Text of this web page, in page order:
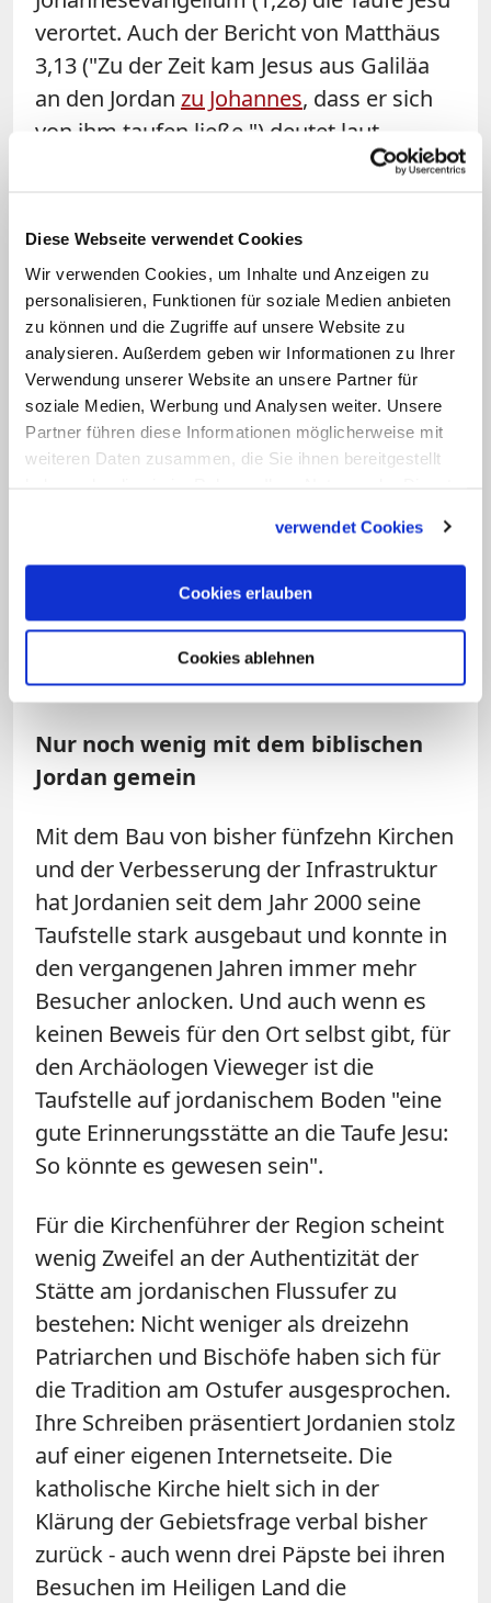
Diese Webseite verwendet Cookies
Wir verwenden Cookies, um Inhalte und Anzeigen zu
personalisieren, Funktionen für soziale Medien anbieten
zu können und die Zugriffe auf unsere Website zu
analysieren. Außerdem geben wir Informationen zu Ihrer
Verwendung unserer Website an unsere Partner für
soziale Medien, Werbung und Analysen weiter. Unsere
Partner führen diese Informationen möglicherweise mit
weiteren Daten zusammen, die Sie ihnen bereitgestellt
verwendet Cookies
Cookies erlauben
Cookies ablehnen
verortet. Auch der Bericht von Matthäus
3,13 ("Zu der Zeit kam Jesus aus Galiläa
an den Jordan zu Johannes, dass er sich
von ihm taufen ließe.") deutet laut
Vieweger auf das Ostufer, denn "der
rein topographischen Gründen östlich
des Jordan entlang".
Die älteste Landkarte der Christenheit -
das Fußbodenmosaik von Madaba aus
dem 6. Jahrhundert - hilft dem Betrachter
hingegen nicht eindeutig weiter. Zwar
verzeichnet sie einen Ort auf der
jedoch nicht direkt am Fluss. Auf
Grabungen ab 1996 zahlreiche Bauten
aus römischer und byzantinischer Zeit
zutage gefördert, die auf eine frühe
christliche Verehrung deuten.
Nur noch wenig mit dem biblischen
Jordan gemein
Mit dem Bau von bisher fünfzehn Kirchen
und der Verbesserung der Infrastruktur
hat Jordanien seit dem Jahr 2000 seine
Taufstelle stark ausgebaut und konnte in
den vergangenen Jahren immer mehr
Besucher anlocken. Und auch wenn es
keinen Beweis für den Ort selbst gibt, für
den Archäologen Vieweger ist die
Taufstelle auf jordanischem Boden "eine
gute Erinnerungsstätte an die Taufe Jesu:
So könnte es gewesen sein".
Für die Kirchenführer der Region scheint
wenig Zweifel an der Authentizität der
Stätte am jordanischen Flussufer zu
bestehen: Nicht weniger als dreizehn
Patriarchen und Bischöfe haben sich für
die Tradition am Ostufer ausgesprochen.
Ihre Schreiben präsentiert Jordanien stolz
auf einer eigenen Internetseite. Die
katholische Kirche hielt sich in der
Klärung der Gebietsfrage verbal bisher
zurück - auch wenn drei Päpste bei ihren
Besuchen im Heiligen Land die